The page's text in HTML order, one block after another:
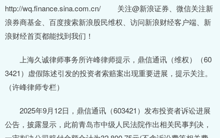
http://wq.finance.sina.com.cn/ 关注@新浪证券、微信关注新
浪券商基金、百度搜索新浪股民维权、访问新浪财经客户端、新
浪财经首页都能找到我们！
上海久诚律师事务所许峰律师提示，鼎信通讯（维权）（60
3421）虚假陈述引发的投资者索赔案出现重要进展，提示关注。
（许峰律师专栏）
2025年9月12日，鼎信通讯（603421）发布投资者诉讼进展
公告，披露显示，此前青岛市中级人民法院作出相关民事判决，